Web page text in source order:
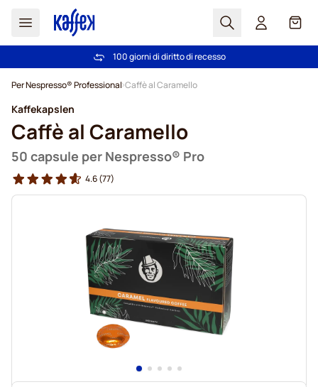
Search
Spedizione Gratuita oltre 49 €
100 giorni di diritto di recesso
Per Nespresso® Professional Caffè al Caramello
Kaffekapslen
Caffè al Caramello
50 capsule per Nespresso® Pro
4.6(77)